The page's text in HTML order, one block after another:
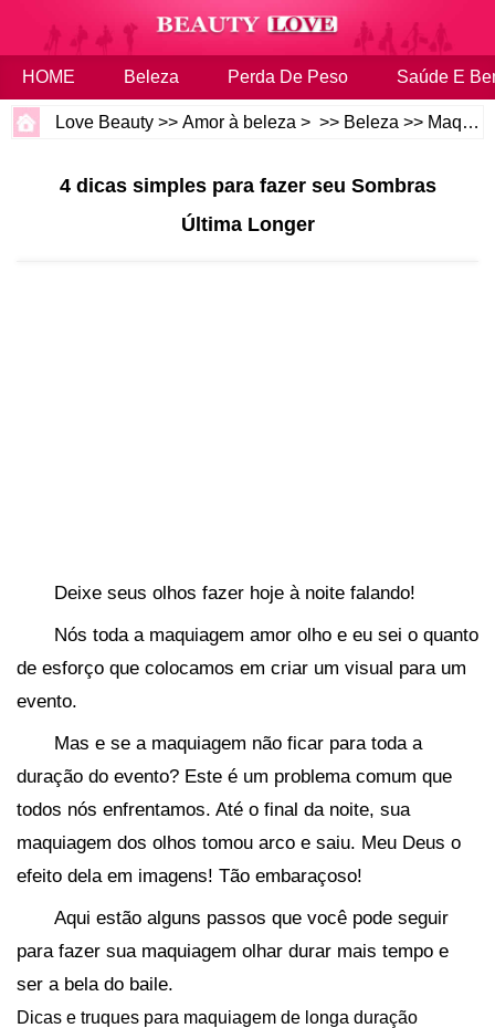
HOME Beleza Perda De Peso Saúde E
Love Beauty >>Amor à beleza > >> Beleza >> Maquiagem
4 dicas simples para fazer seu Sombras
Última Longer
Deixe seus olhos fazer hoje à noite falando!
Nós toda a maquiagem amor olho e eu sei o quanto
de esforço que colocamos em criar um visual para um
evento.
Mas e se a maquiagem não ficar para toda a
duração do evento? Este é um problema comum que
todos nós enfrentamos. Até o final da noite, sua
maquiagem dos olhos tomou arco e saiu. Meu Deus o
efeito dela em imagens! Tão embaraçoso!
Aqui estão alguns passos que você pode seguir
para fazer sua maquiagem olhar durar mais tempo e
ser a bela do baile.
Dicas e truques para maquiagem de longa duração